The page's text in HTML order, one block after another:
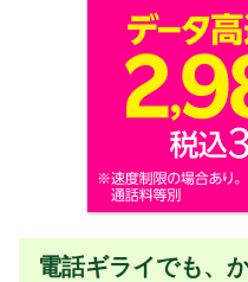
電話ギライでも、